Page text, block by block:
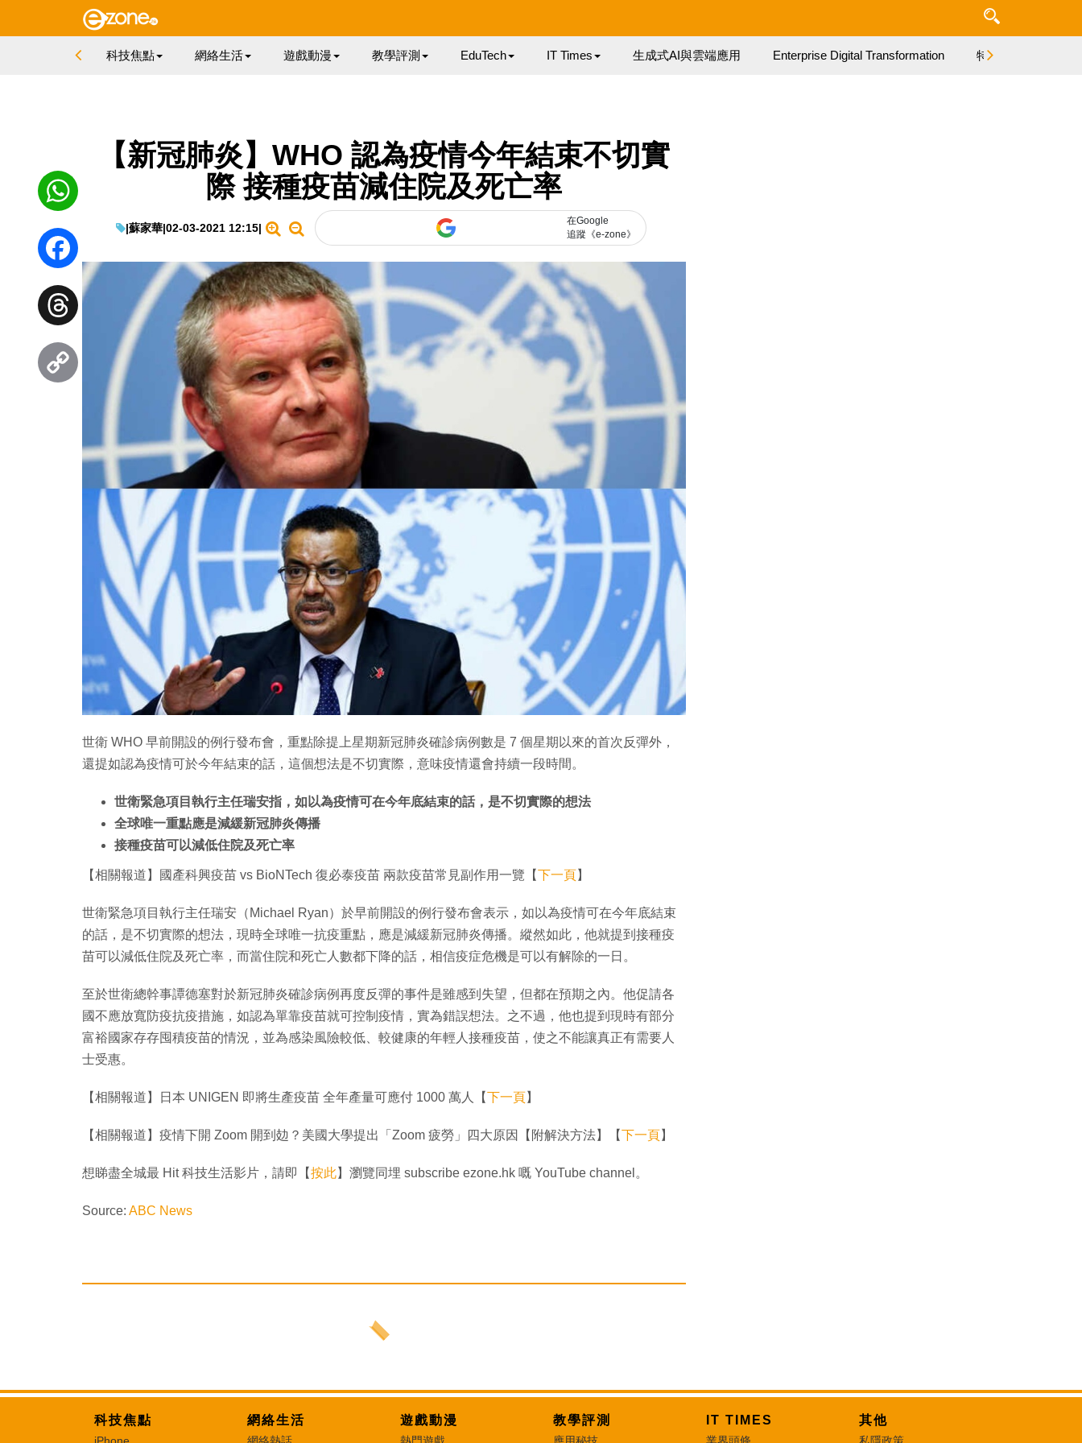
科技焦點 網絡生活 遊戲動漫 教學評測 EduTech IT Times 生成式AI與雲端應用 Enterprise Digital Transformation 特集
【新冠肺炎】WHO 認為疫情今年結束不切實
際 接種疫苗減住院及死亡率
|蘇家華|02-03-2021 12:15|
在Google
追蹤《e-zone》
世衛 WHO 早前開設的例行發布會，重點除提上星期新冠肺炎確診病例數是 7 個星期以來的首次反彈外，
還提如認為疫情可於今年結束的話，這個想法是不切實際，意味疫情還會持續一段時間。
世衛緊急項目執行主任瑞安指，如以為疫情可在今年底結束的話，是不切實際的想法
全球唯一重點應是減緩新冠肺炎傳播
接種疫苗可以減低住院及死亡率
【相關報道】國產科興疫苗 vs BioNTech 復必泰疫苗 兩款疫苗常見副作用一覽【下一頁】
世衛緊急項目執行主任瑞安（Michael Ryan）於早前開設的例行發布會表示，如以為疫情可在今年底結束
的話，是不切實際的想法，現時全球唯一抗疫重點，應是減緩新冠肺炎傳播。縱然如此，他就提到接種疫
苗可以減低住院及死亡率，而當住院和死亡人數都下降的話，相信疫症危機是可以有解除的一日。
至於世衛總幹事譚德塞對於新冠肺炎確診病例再度反彈的事件是雖感到失望，但都在預期之內。他促請各
國不應放寬防疫抗疫措施，如認為單靠疫苗就可控制疫情，實為錯誤想法。之不過，他也提到現時有部分
富裕國家存存囤積疫苗的情況，並為感染風險較低、較健康的年輕人接種疫苗，使之不能讓真正有需要人
士受惠。
【相關報道】日本 UNIGEN 即將生產疫苗 全年產量可應付 1000 萬人【下一頁】
【相關報道】疫情下開 Zoom 開到攰？美國大學提出「Zoom 疲勞」四大原因【附解決方法】【下一頁】
想睇盡全城最 Hit 科技生活影片，請即【按此】瀏覽同埋 subscribe ezone.hk 嘅 YouTube channel。
Source: ABC News
WhatsApp
Facebook
Threads
科技焦點
iPhone
網絡生活
網絡熱話
遊戲動漫
熱門遊戲
教學評測
應用秘技
IT TIMES
業界頭條
其他
私隱政策